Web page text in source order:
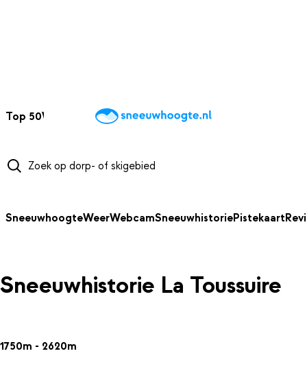
Top 50Webcams WintersportweerKaarten
SneeuwhoogteWeerWebcamSneeuwhistoriePistekaart
Sneeuwhistorie La Toussuire
1750m - 2620m